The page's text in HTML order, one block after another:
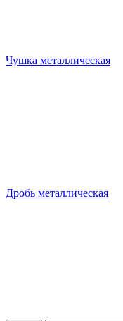
Чушка металлическая
Дробь металлическая